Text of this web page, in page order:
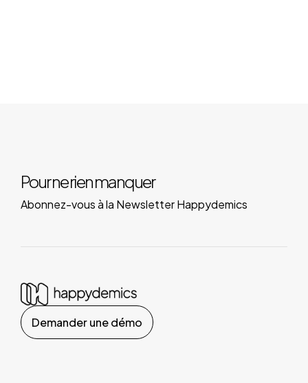
Pour ne rien manquer
Abonnez-vous à la Newsletter Happydemics
Demander une démo